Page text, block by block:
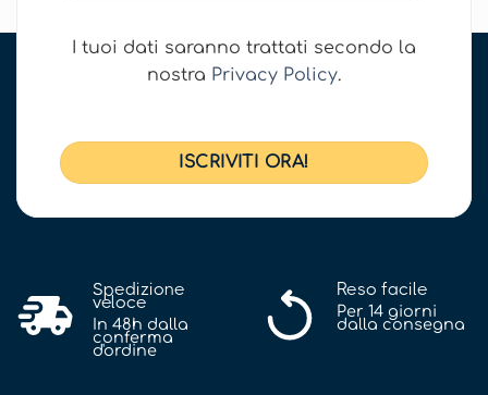
I tuoi dati saranno trattati secondo la
nostra Privacy Policy.
Spedizione
veloce
In 48h dalla
conferma
d'ordine
Reso facile
Per 14 giorni
dalla consegna